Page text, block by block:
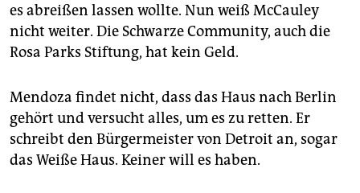
es abreißen lassen wollte. Nun weiß McCauley
nicht weiter. Die Schwarze Community, auch die
Rosa Parks Stiftung, hat kein Geld.
Mendoza findet nicht, dass das Haus nach Berlin
gehört und versucht alles, um es zu retten. Er
schreibt den Bürgermeister von Detroit an, sogar
das Weiße Haus. Keiner will es haben.